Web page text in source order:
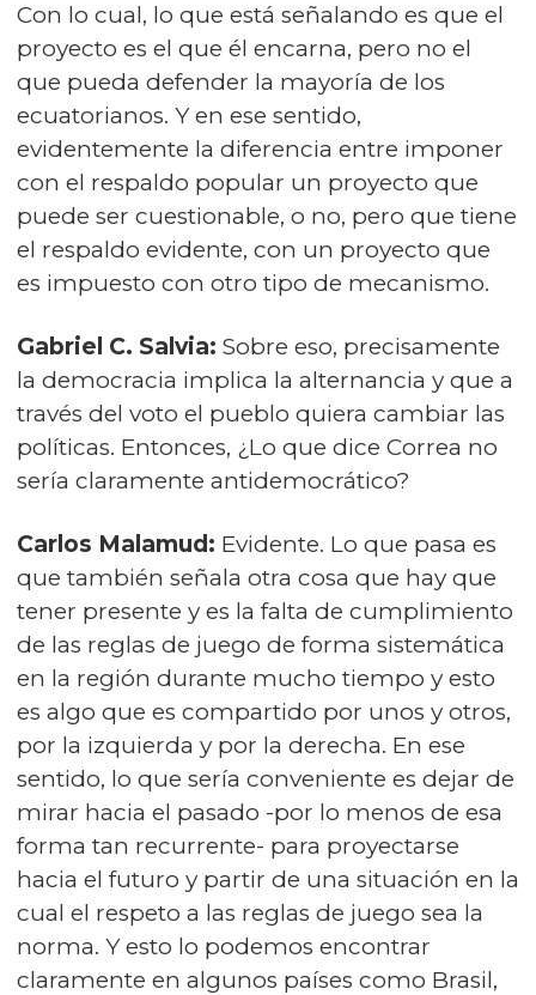
Con lo cual, lo que está señalando es que el
proyecto es el que él encarna, pero no el
que pueda defender la mayoría de los
ecuatorianos. Y en ese sentido,
evidentemente la diferencia entre imponer
con el respaldo popular un proyecto que
puede ser cuestionable, o no, pero que tiene
el respaldo evidente, con un proyecto que
es impuesto con otro tipo de mecanismo.
Gabriel C. Salvia: Sobre eso, precisamente
la democracia implica la alternancia y que a
través del voto el pueblo quiera cambiar las
políticas. Entonces, ¿Lo que dice Correa no
sería claramente antidemocrático?
Carlos Malamud: Evidente. Lo que pasa es
que también señala otra cosa que hay que
tener presente y es la falta de cumplimiento
de las reglas de juego de forma sistemática
en la región durante mucho tiempo y esto
es algo que es compartido por unos y otros,
por la izquierda y por la derecha. En ese
sentido, lo que sería conveniente es dejar de
mirar hacia el pasado -por lo menos de esa
forma tan recurrente- para proyectarse
hacia el futuro y partir de una situación en la
cual el respeto a las reglas de juego sea la
norma. Y esto lo podemos encontrar
claramente en algunos países como Brasil,